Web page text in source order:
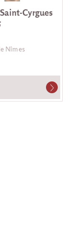
Cyrgues
Nîmes